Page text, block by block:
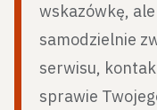
wskazówkę,
samodzielnie
serwisu,
sprawie